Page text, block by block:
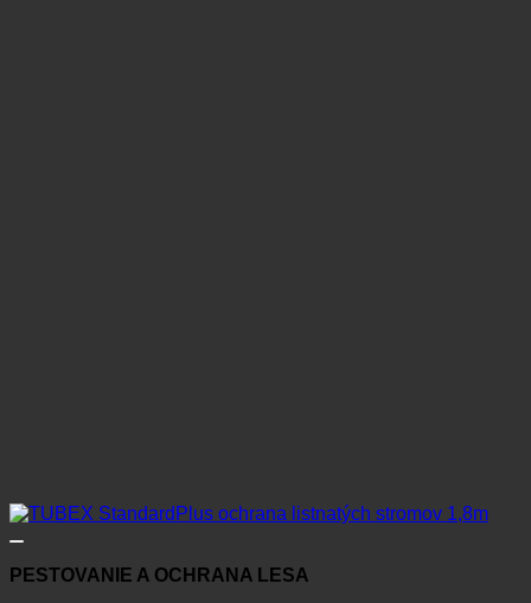
PESTOVANIE A OCHRANA LESA